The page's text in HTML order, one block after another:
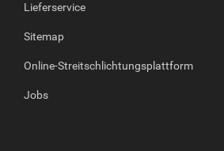
Lieferservice
Sitemap
Online-Streitschlichtungsplattform
Jobs